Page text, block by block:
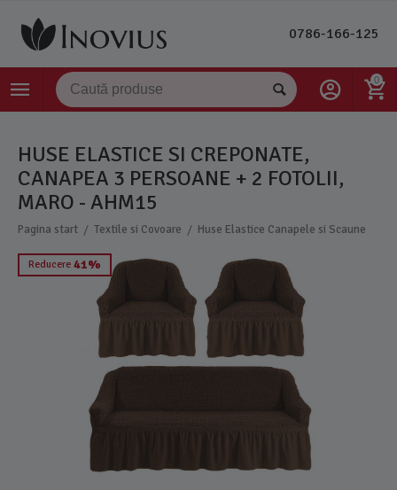
0786-166-125
0
HUSE ELASTICE SI CREPONATE,
CANAPEA 3 PERSOANE + 2 FOTOLII,
MARO - AHM15
Pagina start / Textile si Covoare / Huse Elastice Canapele si Scaune
Reducere 41%